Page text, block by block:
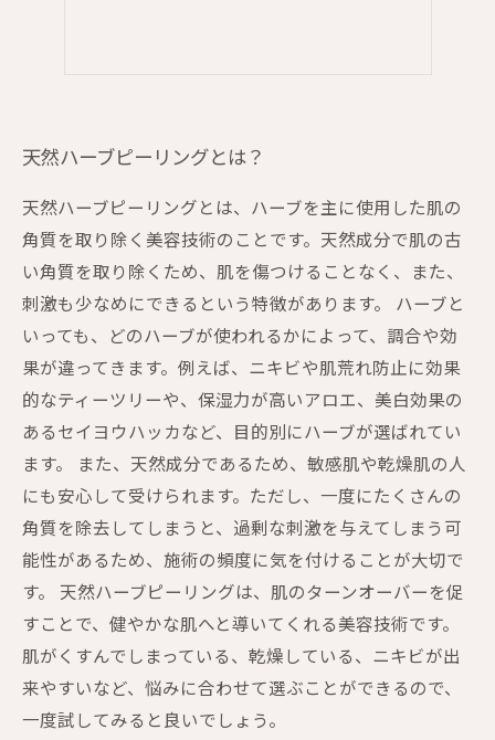
天然ハーブピーリングとは？
天然ハーブピーリングとは、ハーブを主に使用した肌の
角質を取り除く美容技術のことです。天然成分で肌の古
い角質を取り除くため、肌を傷つけることなく、また、
刺激も少なめにできるという特徴があります。 ハーブと
いっても、どのハーブが使われるかによって、調合や効
果が違ってきます。例えば、ニキビや肌荒れ防止に効果
的なティーツリーや、保湿力が高いアロエ、美白効果の
あるセイヨウハッカなど、目的別にハーブが選ばれてい
ます。 また、天然成分であるため、敏感肌や乾燥肌の人
にも安心して受けられます。ただし、一度にたくさんの
角質を除去してしまうと、過剰な刺激を与えてしまう可
能性があるため、施術の頻度に気を付けることが大切で
す。 天然ハーブピーリングは、肌のターンオーバーを促
すことで、健やかな肌へと導いてくれる美容技術です。
肌がくすんでしまっている、乾燥している、ニキビが出
来やすいなど、悩みに合わせて選ぶことができるので、
一度試してみると良いでしょう。